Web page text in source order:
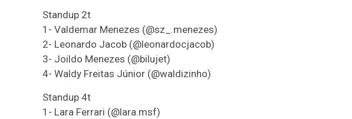
Standup 2t
1- Valdemar Menezes (@sz_.menezes)
2- Leonardo Jacob (@leonardocjacob)
3- Joildo Menezes (@bilujet)
4- Waldy Freitas Júnior (@waldizinho)
Standup 4t
1- Lara Ferrari (@lara.msf)